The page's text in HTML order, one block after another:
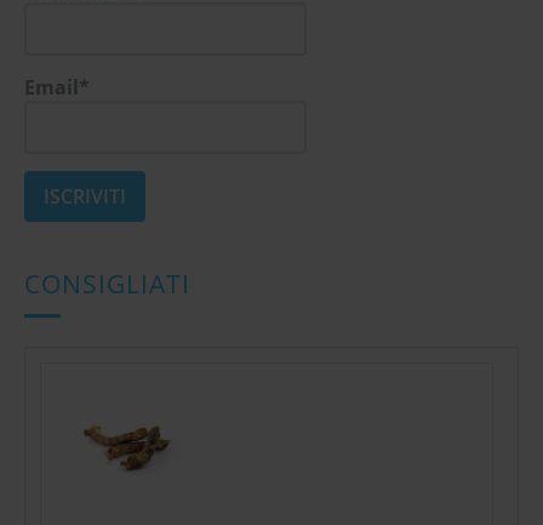
Email*
CONSIGLIATI